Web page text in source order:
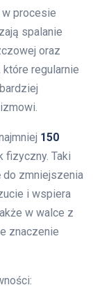
procesie
spalanie
oraz
które regularnie
150
fizyczny. Taki
zmniejszenia
i wspiera
w walce z
znaczenie